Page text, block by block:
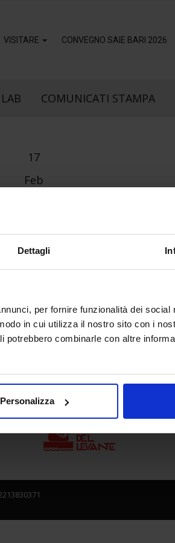
Dettagli
per fornire funzionalità dei social
in cui utilizza il nostro sito con i
combinarle con altre
Personalizza
VISITARE CONVEGNO SAIE BARI 2026
COMUNICATI STAMPA
17
Feb
In collaborazione con